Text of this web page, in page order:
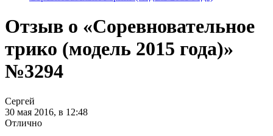
Отзыв о «Соревновательное
трико (модель 2015 года)»
№3294
Сергей
30 мая 2016, в 12:48
Отлично